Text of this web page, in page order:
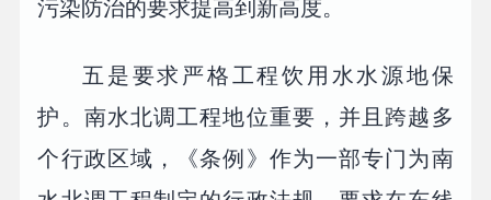
污染防治的要求提高到新高度。
五是要求严格工程饮用水水源地保
护。南水北调工程地位重要，并且跨越多
个行政区域，《条例》作为一部专门为南